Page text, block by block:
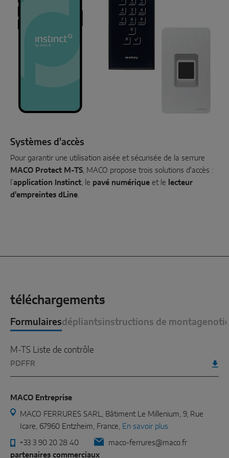
Systèmes d'accès
Pour garantir une utilisation aisée et sécurisée de la serrure
MACO Protect M-TS, MACO propose trois solutions d'accès :
l’application Instinct, le pavé numérique et le lecteur
d'empreintes dLine.
téléchargements
Formulairesdépliantsinstructions de montage
M-TS Liste de contrôle
PDF FR
MACO Entreprise
MACO FERRURES SARL, Bâtiment Le Millenium, 9, Rue
Icare, 67960 Entzheim, France, En savoir plus
+33 3 90 20 28 40
maco-ferrures@maco.fr
partenaires commerciaux